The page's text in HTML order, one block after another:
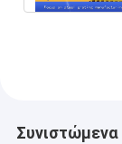
Συνιστώμενα